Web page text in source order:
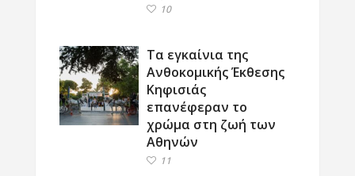
10
Τα εγκαίνια της
Ανθοκομικής Έκθεσης
Κηφισιάς
επανέφεραν το
χρώμα στη ζωή των
Αθηνών
11